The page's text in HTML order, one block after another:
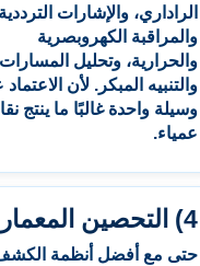
الراداري، والإشارات
والمراقبة الكهروبصرية
والحرارية، وتحليل المسارات
والتنبيه المبكر. لأن
وسيلة واحدة غالبًا ما ينتج
عمياء.
4) التحصين المعماري
حتى مع أفضل أنظمة